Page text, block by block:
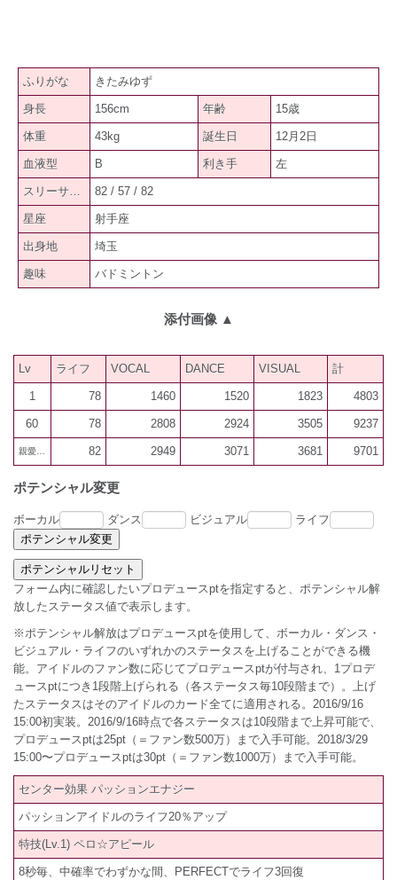
ふりがな きたみゆず
身長 156cm 年齢 15歳
体重 43kg 誕生日 12月2日
血液型 B 利き手 左
82 / 57 / 82
星座 射手座
出身地 埼玉
趣味 バドミントン
添付画像 ▲
Lv ライフ VOCAL DANCE VISUAL 計
1 78 1460 1520 1823 4803
60 78 2808 2924 3505 9237
親愛100 82 2949 3071 3681 9701
ポテンシャル変更
ボーカル ダンス ビジュアル ライフ
フォーム内に確認したいプロデュースptを指定すると、ポテンシャル解
放したステータス値で表示します。
※ポテンシャル解放はプロデュースptを使用して、ボーカル・ダンス・
ビジュアル・ライフのいずれかのステータスを上げることができる機
能。アイドルのファン数に応じてプロデュースptが付与され、1プロデ
ュースptにつき1段階上げられる（各ステータス毎10段階まで）。上げ
たステータスはそのアイドルのカード全てに適用される。2016/9/16
15:00初実装。2016/9/16時点で各ステータスは10段階まで上昇可能で、
プロデュースptは25pt（＝ファン数500万）まで入手可能。2018/3/29
15:00〜プロデュースptは30pt（＝ファン数1000万）まで入手可能。
センター効果 パッションエナジー
パッションアイドルのライフ20％アップ
特技(Lv.1) ペロ☆アピール
8秒毎、中確率でわずかな間、PERFECTでライフ3回復